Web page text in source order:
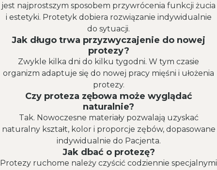
jest najprostszym sposobem przywrócenia funkcji żucia
i estetyki. Protetyk dobiera rozwiązanie indywidualnie
do sytuacji.
Jak długo trwa przyzwyczajenie do nowej
protezy?
Zwykle kilka dni do kilku tygodni. W tym czasie
organizm adaptuje się do nowej pracy mięśni i ułożenia
protezy.
Czy proteza zębowa może wyglądać
naturalnie?
Tak. Nowoczesne materiały pozwalają uzyskać
naturalny kształt, kolor i proporcje zębów, dopasowane
indywidualnie do Pacjenta.
Jak dbać o protezę?
Protezy ruchome należy czyścić codziennie specjalnymi